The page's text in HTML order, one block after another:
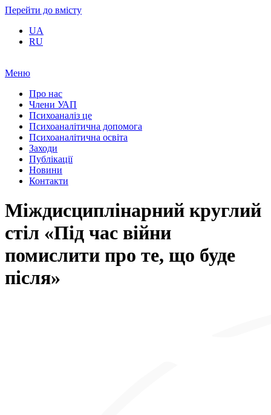
Перейти до вмісту
UA
RU
Меню
Про нас
Члени УАП
Психоаналіз це
Психоаналітична допомога
Психоаналітична освіта
Заходи
Публікації
Новини
Контакти
Міждисциплінарний круглий
стіл «Під час війни
помислити про те, що буде
після»